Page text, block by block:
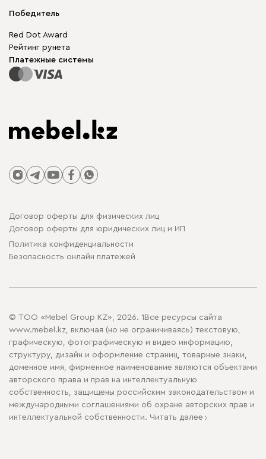
Гарантия
Для бизнеса
Карта сайта
Корпусная мебель
Модульная мебель
Столы и стулья
Победитель
Red Dot Award
Рейтинг рунета
Платежные системы
Договор оферты для физических лиц
Договор оферты для юридических лиц и ИП
Политика конфиденциальности
Безопасность онлайн платежей
© ТОО «Mebel Group KZ», 2026. 1Все ресурсы сайта
www.mebel.kz, включая (но не ограничиваясь) текстовую,
графическую, фотографическую и видео информацию,
структуру, дизайн и оформление страниц, товарные знаки,
доменное имя, фирменное наименование являются объектами
авторского права и прав на интеллектуальную
собственность, защищены российским законодательством и
международными соглашениями об охране авторских прав и
интеллектуальной собственности. Читать далее